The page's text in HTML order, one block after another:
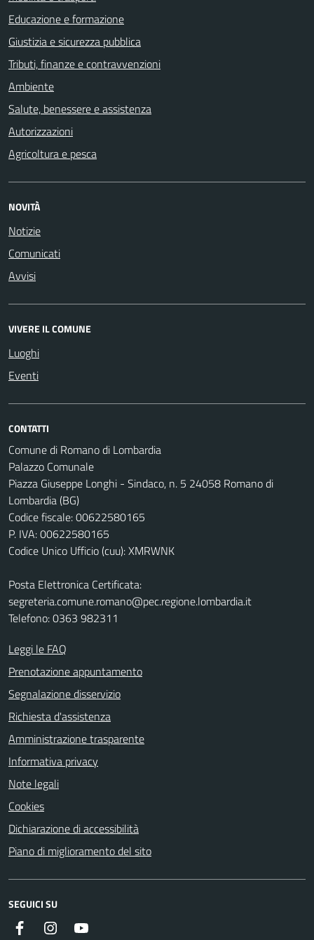
Educazione e formazione
Giustizia e sicurezza pubblica
Tributi, finanze e contravvenzioni
Ambiente
Salute, benessere e assistenza
Autorizzazioni
Agricoltura e pesca
NOVITÀ
Notizie
Comunicati
Avvisi
VIVERE IL COMUNE
Luoghi
Eventi
CONTATTI
Comune di Romano di Lombardia
Palazzo Comunale
Piazza Giuseppe Longhi - Sindaco, n. 5 24058 Romano di
Lombardia (BG)
Codice fiscale: 00622580165
P. IVA: 00622580165
Codice Unico Ufficio (cuu): XMRWNK
Posta Elettronica Certificata:
segreteria.comune.romano@pec.regione.lombardia.it
Telefono: 0363 982311
Leggi le FAQ
Prenotazione appuntamento
Segnalazione disservizio
Richiesta d'assistenza
Amministrazione trasparente
Informativa privacy
Note legali
Cookies
Dichiarazione di accessibilità
Piano di miglioramento del sito
SEGUICI SU
Facebook Instagram